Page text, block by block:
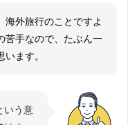
海外旅行のことですよ
苦手なので、たぶん一
ます。
いう意